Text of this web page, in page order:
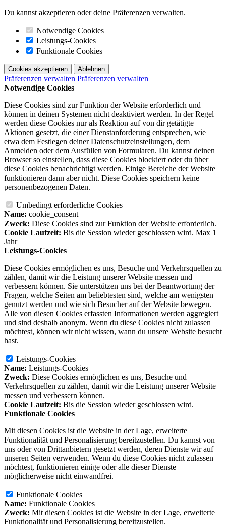
Du kannst akzeptieren oder deine Präferenzen verwalten.
Notwendige Cookies
Leistungs-Cookies
Funktionale Cookies
Cookies akzeptieren Ablehnen
Präferenzen verwalten Präferenzen verwalten
Notwendige Cookies
Diese Cookies sind zur Funktion der Website erforderlich und
können in deinen Systemen nicht deaktiviert werden. In der Regel
werden diese Cookies nur als Reaktion auf von dir getätigte
Aktionen gesetzt, die einer Dienstanforderung entsprechen, wie
etwa dem Festlegen deiner Datenschutzeinstellungen, dem
Anmelden oder dem Ausfüllen von Formularen. Du kannst deinen
Browser so einstellen, dass diese Cookies blockiert oder du über
diese Cookies benachrichtigt werden. Einige Bereiche der Website
funktionieren dann aber nicht. Diese Cookies speichern keine
personenbezogenen Daten.
Umbedingt erforderliche Cookies
Name: cookie_consent
Zweck: Diese Cookies sind zur Funktion der Website erforderlich.
Cookie Laufzeit: Bis die Session wieder geschlossen wird. Max 1
Jahr
Leistungs-Cookies
Diese Cookies ermöglichen es uns, Besuche und Verkehrsquellen zu
zählen, damit wir die Leistung unserer Website messen und
verbessern können. Sie unterstützen uns bei der Beantwortung der
Fragen, welche Seiten am beliebtesten sind, welche am wenigsten
genutzt werden und wie sich Besucher auf der Website bewegen.
Alle von diesen Cookies erfassten Informationen werden aggregiert
und sind deshalb anonym. Wenn du diese Cookies nicht zulassen
möchtest, können wir nicht wissen, wann du unsere Website besucht
hast.
Leistungs-Cookies
Name: Leistungs-Cookies
Zweck: Diese Cookies ermöglichen es uns, Besuche und
Verkehrsquellen zu zählen, damit wir die Leistung unserer Website
messen und verbessern können.
Cookie Laufzeit: Bis die Session wieder geschlossen wird.
Funktionale Cookies
Mit diesen Cookies ist die Website in der Lage, erweiterte
Funktionalität und Personalisierung bereitzustellen. Du kannst von
uns oder von Drittanbietern gesetzt werden, deren Dienste wir auf
unseren Seiten verwenden. Wenn du diese Cookies nicht zulassen
möchtest, funktionieren einige oder alle dieser Dienste
möglicherweise nicht einwandfrei.
Funktionale Cookies
Name: Funktionale Cookies
Zweck: Mit diesen Cookies ist die Website in der Lage, erweiterte
Funktionalität und Personalisierung bereitzustellen.